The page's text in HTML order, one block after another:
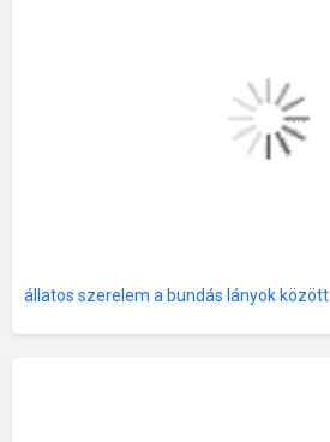
állatos szerelem a bundás lányok között